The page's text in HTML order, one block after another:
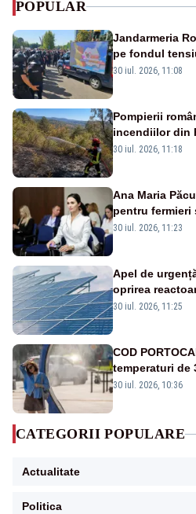
POPULAR
Jandarmeria
pe fondul
masiv al
30 iul. 2026, 11:08
Pompierii
incendiilor din
30 iul. 2026, 11:18
Ana Maria
pentru fermieri
disperați, nu
30 iul. 2026, 11:23
Apel de
oprirea
România are
30 iul. 2026, 11:25
COD
temperaturi de
30 iul. 2026, 10:36
CATEGORII POPULARE
Actualitate
Politica